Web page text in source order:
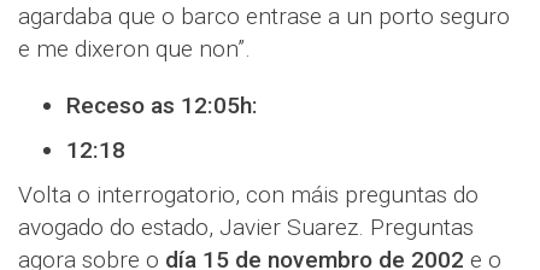
agardaba que o barco entrase a un porto seguro
e me dixeron que non”.
Receso as 12:05h:
12:18
Volta o interrogatorio, con máis preguntas do
avogado do estado, Javier Suarez. Preguntas
agora sobre o día 15 de novembro de 2002 e o